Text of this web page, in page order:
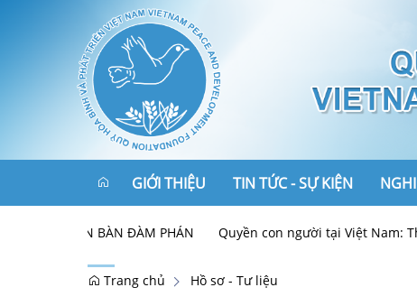
GIỚI THIỆU TIN TỨC - SỰ KIỆN
TRÊN BÀN ĐÀM PHÁN Quyền con người tại Việt Nam: Thành
Trang chủ Hồ sơ - Tư liệu